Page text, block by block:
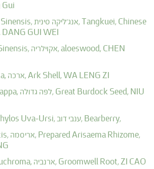
Gui
אנג'ליקה סינית, Tangkuei, Chinese
DANG GUI WEI
אקוילריה, aloeswood, CHEN
ארכה, Ark Shell, WA LENG ZI
לפה גדולה, Great Burdock Seed, NIU
Uva-Ursi,
ענבי דוב, Bearberry,
אריסמה, Prepared Arisaema Rhizome,
ארנביה, Groomwell Root, ZI CAO